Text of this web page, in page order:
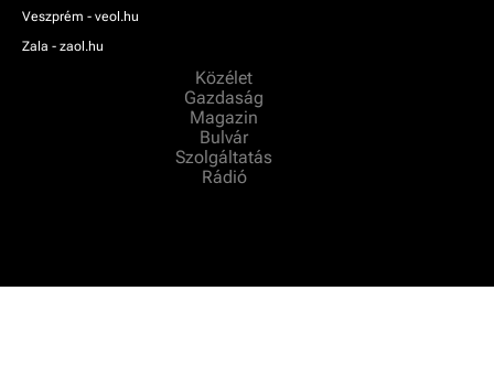
Veszprém - veol.hu
Zala - zaol.hu
Közélet
Gazdaság
Magazin
Bulvár
Szolgáltatás
Rádió